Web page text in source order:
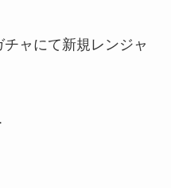
ャにて新規レンジャ